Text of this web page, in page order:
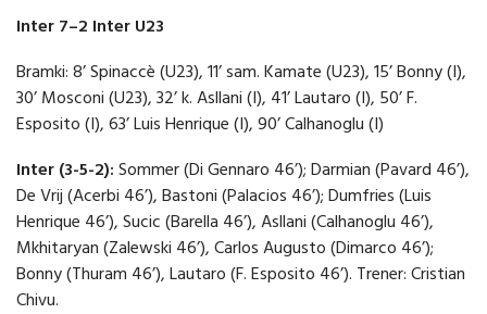
Inter 7–2 Inter U23
Bramki: 8’ Spinaccè (U23), 11’ sam. Kamate (U23), 15’ Bonny (I),
30’ Mosconi (U23), 32’ k. Asllani (I), 41’ Lautaro (I), 50’ F.
Esposito (I), 63’ Luis Henrique (I), 90’ Calhanoglu (I)
Inter (3-5-2): Sommer (Di Gennaro 46’); Darmian (Pavard 46’),
De Vrij (Acerbi 46’), Bastoni (Palacios 46’); Dumfries (Luis
Henrique 46’), Sucic (Barella 46’), Asllani (Calhanoglu 46’),
Mkhitaryan (Zalewski 46’), Carlos Augusto (Dimarco 46’);
Bonny (Thuram 46’), Lautaro (F. Esposito 46’). Trener: Cristian
Chivu.